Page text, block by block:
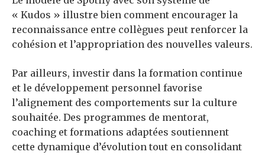
« Kudos » illustre bien comment encourager la
reconnaissance entre collègues peut renforcer la
cohésion et l’appropriation des nouvelles valeurs.
Par ailleurs, investir dans la formation continue
et le développement personnel favorise
l’alignement des comportements sur la culture
souhaitée. Des programmes de mentorat,
coaching et formations adaptées soutiennent
cette dynamique d’évolution tout en consolidant